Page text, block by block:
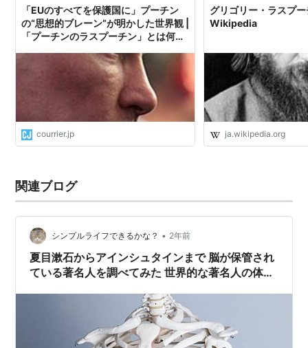
「EUのすべてを保護国に」プーチン
の“思想的ブレーン”が明かした世界観 |
「プーチンのラスプーチン」とは何者
courrier.jp
グリゴリー・ラスプ
Wikipedia
ja.wikipedia.org
関連ブログ
シンプルライフできるかな？ • 2年前
夏目漱石からアインシュタインまで 脳が保管され
ている著名人を調べてみた 世界的な著名人の体の